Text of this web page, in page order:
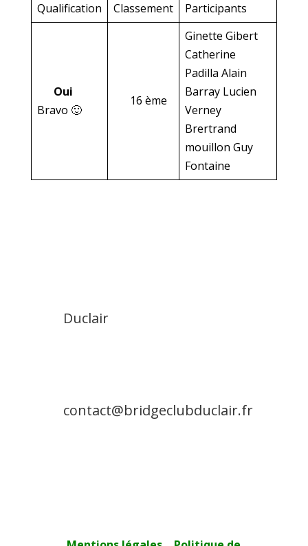
Qualification
Classement Participants
Oui
Bravo 🙂
16 ème
Ginette Gibert
Catherine
Padilla Alain
Barray Lucien
Verney
Brertrand
mouillon Guy
Fontaine
Duclair
contact@bridgeclubduclair.fr